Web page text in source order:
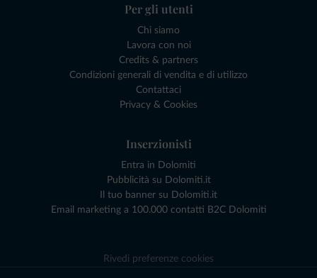
Per gli utenti
Chi siamo
Lavora con noi
Credits & partners
Condizioni generali di vendita e di utilizzo
Contattaci
Privacy & Cookies
Inserzionisti
Entra in Dolomiti
Pubblicità su Dolomiti.it
Il tuo banner su Dolomiti.it
Email marketing a 100.000 contatti B2C Dolomiti
Rivedi preferenze cookies